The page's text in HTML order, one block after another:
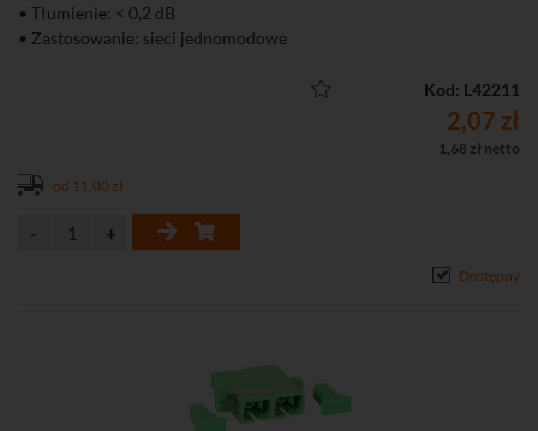
• Tłumienie: < 0,2 dB
• Zastosowanie: sieci jednomodowe
Kod: L42211
2,07 zł
1,68 zł netto
od 11,00 zł
Dostępny